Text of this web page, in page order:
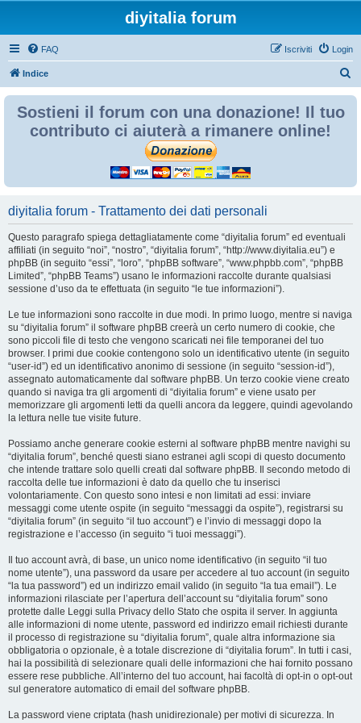
diyitalia forum
FAQ Login
Iscriviti
Indice
Sostieni il forum con una donazione! Il tuo
contributo ci aiuterà a rimanere online!
diyitalia forum - Trattamento dei dati personali
Questo paragrafo spiega dettagliatamente come “diyitalia forum” ed eventuali
affiliati (in seguito “noi”, “nostro”, “diyitalia forum”, “http://www.diyitalia.eu”) e
phpBB (in seguito “essi”, “loro”, “phpBB software”, “www.phpbb.com”, “phpBB
Limited”, “phpBB Teams”) usano le informazioni raccolte durante qualsiasi
sessione d’uso da te effettuata (in seguito “le tue informazioni”).
Le tue informazioni sono raccolte in due modi. In primo luogo, mentre si naviga
su “diyitalia forum” il software phpBB creerà un certo numero di cookie, che
sono piccoli file di testo che vengono scaricati nei file temporanei del tuo
browser. I primi due cookie contengono solo un identificativo utente (in seguito
“user-id”) ed un identificativo anonimo di sessione (in seguito “session-id”),
assegnato automaticamente dal software phpBB. Un terzo cookie viene creato
quando si naviga tra gli argomenti di “diyitalia forum” e viene usato per
memorizzare gli argomenti letti da quelli ancora da leggere, quindi agevolando
la lettura nelle tue visite future.
Possiamo anche generare cookie esterni al software phpBB mentre navighi su
“diyitalia forum”, benché questi siano estranei agli scopi di questo documento
che intende trattare solo quelli creati dal software phpBB. Il secondo metodo di
raccolta delle tue informazioni è dato da quello che tu inserisci
volontariamente. Con questo sono intesi e non limitati ad essi: inviare
messaggi come utente ospite (in seguito “messaggi da ospite”), registrarsi su
“diyitalia forum” (in seguito “il tuo account”) e l’invio di messaggi dopo la
registrazione e l’accesso (in seguito “i tuoi messaggi”).
Il tuo account avrà, di base, un unico nome identificativo (in seguito “il tuo
nome utente”), una password da usare per accedere al tuo account (in seguito
“la tua password”) ed un indirizzo email valido (in seguito “la tua email”). Le
informazioni rilasciate per l’apertura dell’account su “diyitalia forum” sono
protette dalle Leggi sulla Privacy dello Stato che ospita il server. In aggiunta
alle informazioni di nome utente, password ed indirizzo email richiesti durante
il processo di registrazione su “diyitalia forum”, quale altra informazione sia
obbligatoria o opzionale, è a totale discrezione di “diyitalia forum”. In tutti i casi,
hai la possibilità di selezionare quali delle informazioni che hai fornito possano
essere rese pubbliche. All’interno del tuo account, hai facoltà di opt-in o opt-out
sul generatore automatico di email del software phpBB.
La password viene criptata (hash unidirezionale) per motivi di sicurezza. In